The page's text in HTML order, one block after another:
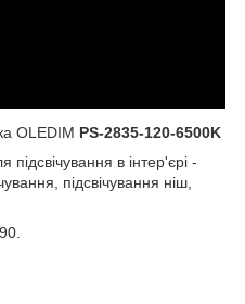
OLEDIM PS-2835-120-6500K
в інтер'єрі -
підсвічування ніш,